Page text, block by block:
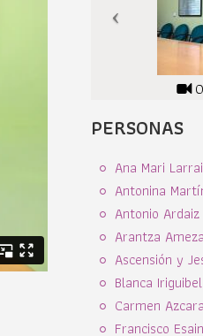
PERSONAS
Ana Mari
Antonina
Antonio
Arantza
Ascensión y
Blanca
Carmen
Francisco